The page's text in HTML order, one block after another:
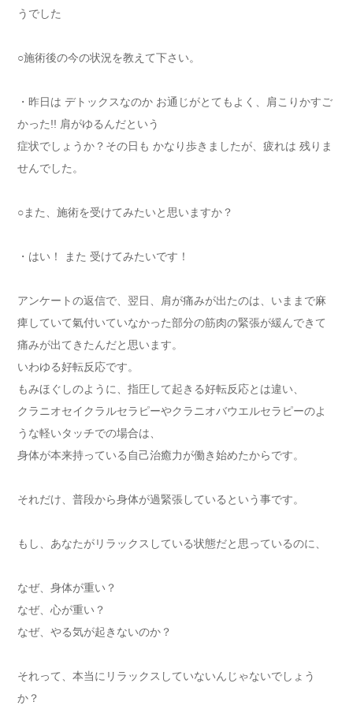
うでした
○施術後の今の状況を教えて下さい。
・昨日は デトックスなのか お通じがとてもよく、肩こりかすご
かった!! 肩がゆるんだという
症状でしょうか？その日も かなり歩きましたが、疲れは 残りま
せんでした。
○また、施術を受けてみたいと思いますか？
・はい！ また 受けてみたいです！
アンケートの返信で、翌日、肩が痛みが出たのは、いままで麻
痺していて氣付いていなかった部分の筋肉の緊張が緩んできて
痛みが出てきたんだと思います。
いわゆる好転反応です。
もみほぐしのように、指圧して起きる好転反応とは違い、
クラニオセイクラルセラピーやクラニオバウエルセラピーのよ
うな軽いタッチでの場合は、
身体が本来持っている自己治癒力が働き始めたからです。
それだけ、普段から身体が過緊張しているという事です。
もし、あなたがリラックスしている状態だと思っているのに、
なぜ、身体が重い？
なぜ、心が重い？
なぜ、やる気が起きないのか？
それって、本当にリラックスしていないんじゃないでしょう
か？